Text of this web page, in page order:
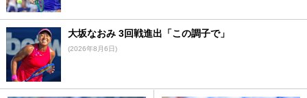
大坂なおみ 3回戦進出「この調子で」
(2026年8月6日)